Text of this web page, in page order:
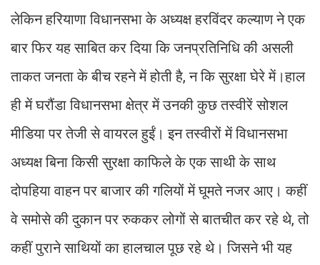
लेकिन हरियाणा विधानसभा के अध्यक्ष हरविंदर कल्याण ने एक
बार फिर यह साबित कर दिया कि जनप्रतिनिधि की असली
ताकत जनता के बीच रहने में होती है, न कि सुरक्षा घेरे में।हाल
ही में घरौंडा विधानसभा क्षेत्र में उनकी कुछ तस्वीरें सोशल
मीडिया पर तेजी से वायरल हुईं। इन तस्वीरों में विधानसभा
अध्यक्ष बिना किसी सुरक्षा काफिले के एक साथी के साथ
दोपहिया वाहन पर बाजार की गलियों में घूमते नजर आए। कहीं
वे समोसे की दुकान पर रुककर लोगों से बातचीत कर रहे थे, तो
कहीं पुराने साथियों का हालचाल पूछ रहे थे। जिसने भी यह